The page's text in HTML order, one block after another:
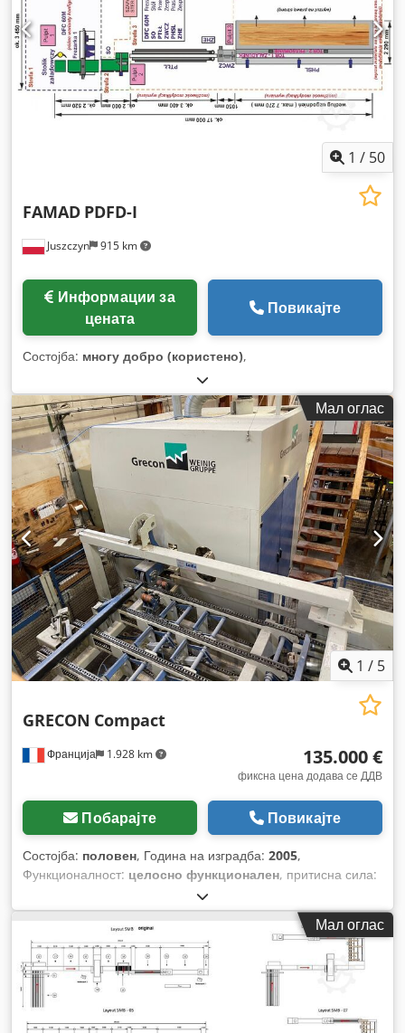
1 / 50
Juszczyn 915 km
FAMAD PDFD-I
цената
Повикајте
Состојба: многу добро (користено),
Мал оглас
1 / 5
Франција 1.928 km
GRECON Compact
135.000 €
фиксна цена додава се ДДВ
Побарајте Повикајте
Состојба: половен, Година на изградба: 2005,
Функционалност: целосно функционален, притисна сила:
300 мм
прицизер (макс.):100 мм, должина на вретено за фрезање:
Мал оглас